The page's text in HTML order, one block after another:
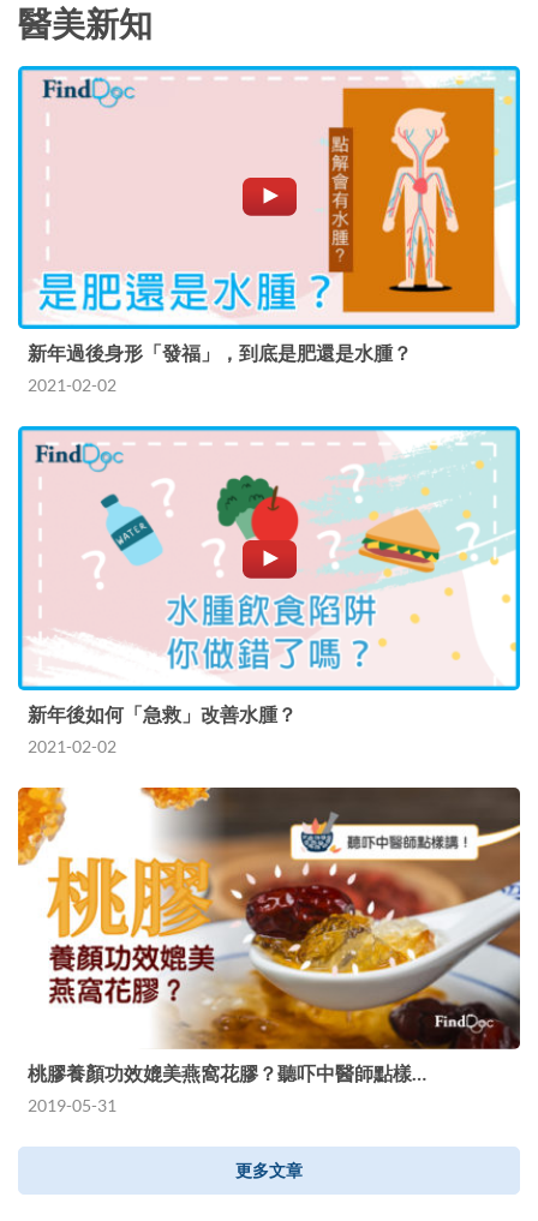
醫美新知
新年過後身形「發福」，到底是肥還是水腫？
2021-02-02
新年後如何「急救」改善水腫？
2021-02-02
桃膠養顏功效媲美燕窩花膠？聽吓中醫師點樣…
2019-05-31
更多文章